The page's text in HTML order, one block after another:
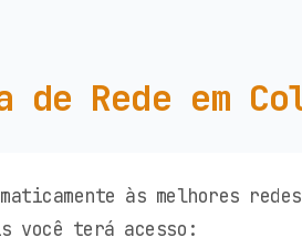
Rede em
às melhores
você terá acesso: